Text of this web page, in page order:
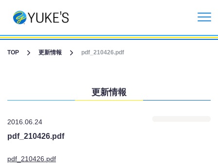
更新情報
CGライブ・XRメタバース制作
TOP 更新情報 pdf_210426.pdf
更新情報
2016.06.24
pdf_210426.pdf
pdf_210426.pdf